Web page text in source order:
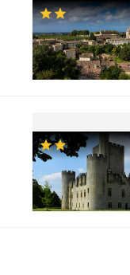
starstar
starstar